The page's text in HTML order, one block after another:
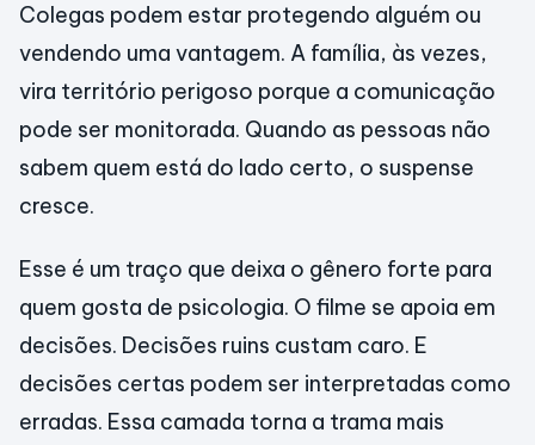
Colegas podem estar protegendo alguém ou
vendendo uma vantagem. A família, às vezes,
vira território perigoso porque a comunicação
pode ser monitorada. Quando as pessoas não
sabem quem está do lado certo, o suspense
cresce.
Esse é um traço que deixa o gênero forte para
quem gosta de psicologia. O filme se apoia em
decisões. Decisões ruins custam caro. E
decisões certas podem ser interpretadas como
erradas. Essa camada torna a trama mais